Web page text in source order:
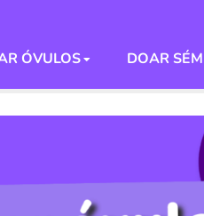
ÓVULOS DOAR